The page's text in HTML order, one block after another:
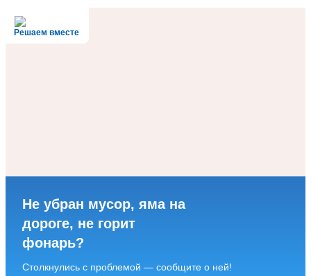
Решаем вместе
Не убран мусор, яма на
дороге, не горит
фонарь?
Столкнулись с проблемой — сообщите о ней!